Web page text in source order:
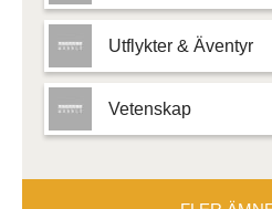
Utflykter & Äventyr
Vetenskap